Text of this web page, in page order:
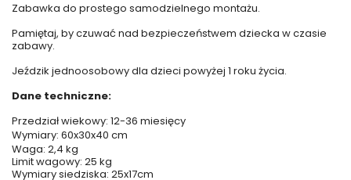
Zabawka do prostego samodzielnego montażu.
Pamiętaj, by czuwać nad bezpieczeństwem dziecka w czasie
zabawy.
Jeździk jednoosobowy dla dzieci powyżej 1 roku życia.
Dane techniczne:
Przedział wiekowy: 12-36 miesięcy
Wymiary: 60x30x40 cm
Waga: 2,4 kg
Limit wagowy: 25 kg
Wymiary siedziska: 25x17cm